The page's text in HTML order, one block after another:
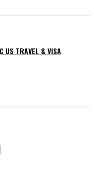
TRAVEL & VISA